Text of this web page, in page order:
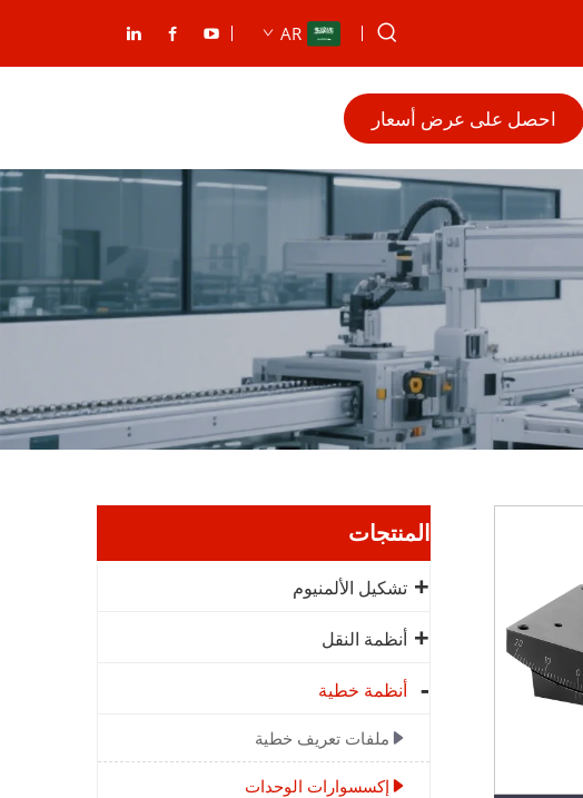
AR
احصل على عرض أسعار
المنتجات
تشكيل الألمنيوم
أنظمة النقل
أنظمة خطية
ملفات تعريف خطية
إكسسوارات الوحدات